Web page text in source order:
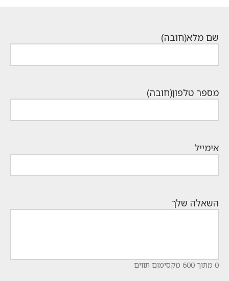
שם מלא(חובה)
מספר טלפון(חובה)
אימייל
השאלה שלך
0 מתוך 600 מקסימום תווים